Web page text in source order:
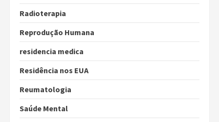
Radioterapia
Reprodução Humana
residencia medica
Residência nos EUA
Reumatologia
Saúde Mental